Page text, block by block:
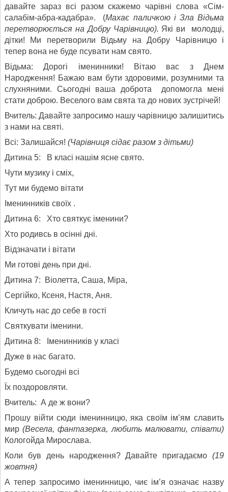
давайте зараз всі разом скажемо чарівні слова «Сім-
салабім-абра-кадабра». (Махає паличкою і Зла Відьма
перетворюється на Добру Чарівницю). Які ви молодці,
дітки! Ми перетворили Відьму на Добру Чарівницю і
тепер вона не буде псувати нам свято.
Відьма: Дорогі іменинники! Вітаю вас з Днем
Народження! Бажаю вам бути здоровими, розумними та
слухняними. Сьогодні ваша доброта допомогла мені
стати доброю. Веселого вам свята та до нових зустрічей!
Вчитель: Давайте запросимо нашу чарівницю залишитись
з нами на святі.
Всі: Залишайся! (Чарівниця сідає разом з дітьми)
Дитина 5: В класі нашім ясне свято.
Чути музику і сміх,
Тут ми будемо вітати
Іменинників своїх .
Дитина 6: Хто святкує іменини?
Хто родивсь в осінні дні.
Відзначати і вітати
Ми готові день при дні.
Дитина 7: Віолетта, Саша, Міра,
Сергійко, Ксеня, Настя, Аня.
Кличуть нас до себе в гості
Святкувати іменини.
Дитина 8: Іменинників у класі
Дуже в нас багато.
Будемо сьогодні всі
Їх поздоровляти.
Вчитель: А де ж вони?
Прошу війти сюди іменинницю, яка своїм ім’ям славить
мир(Весела, фантазерка, любить малювати, співати)
Кологойда Мирослава.
Коли був день народження? Давайте пригадаємо (19
жовтня)
А тепер запросимо іменинницю, чиє ім’я означає назву